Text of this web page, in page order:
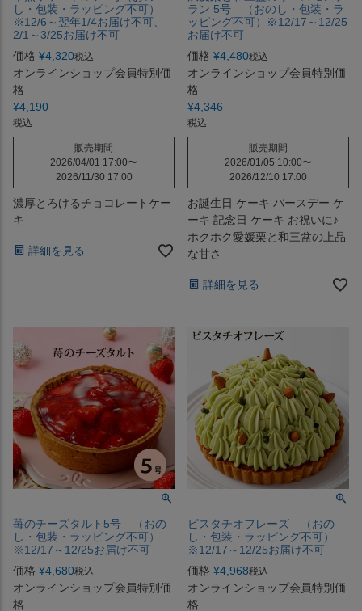
し・包装・ラッピング不可）
※12/6～翌年1/4お届け不可、
2/1～3/25お届け不可
価格 ¥4,320税込
オンラインショップ会員特別価
格
¥4,190
税込
販売期間
2026/04/01 17:00〜
2026/11/30 17:00
濃厚とろけるチョコレートケー
キ
詳細を見る
ラン 5号 （おのし・包装・ラ
ッピング不可）※12/17～12/25
お届け不可
価格 ¥4,480税込
オンラインショップ会員特別価
格
¥4,346
税込
販売期間
2026/01/05 10:00〜
2026/12/10 17:00
お誕生日 ケーキ バースデー ケ
ーキ 記念日 ケーキ お祝いに♪
ホクホク愛媛栗と和三盆の上品
な甘さ
詳細を見る
苺のチーズタルト5号 （おの
し・包装・ラッピング不可）
※12/17～12/25お届け不可
価格 ¥4,680税込
オンラインショップ会員特別価
格
ピスタチオフレーズ （おの
し・包装・ラッピング不可）
※12/17～12/25お届け不可
価格 ¥4,968税込
オンラインショップ会員特別価
格